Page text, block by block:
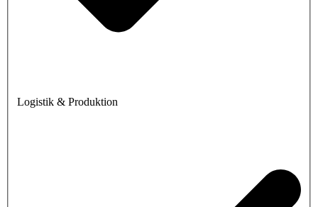
Logistik & Produktion